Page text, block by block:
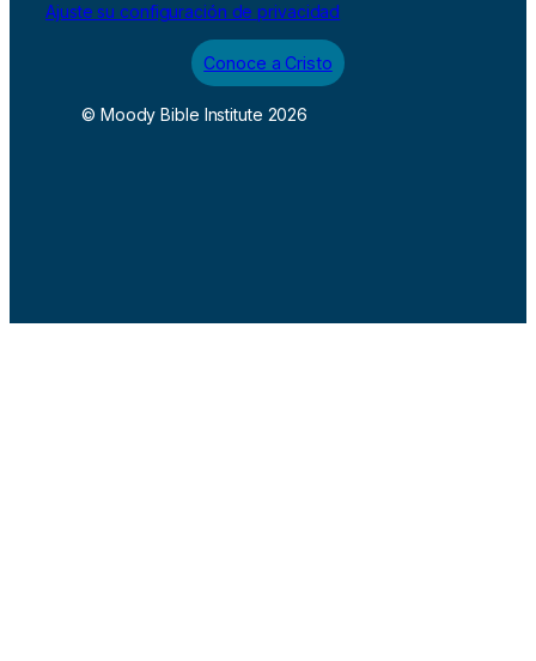
Ajuste su configuración de privacidad
Conoce a Cristo
© Moody Bible Institute 2026